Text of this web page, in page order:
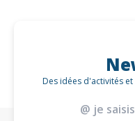
Des idées d'activités